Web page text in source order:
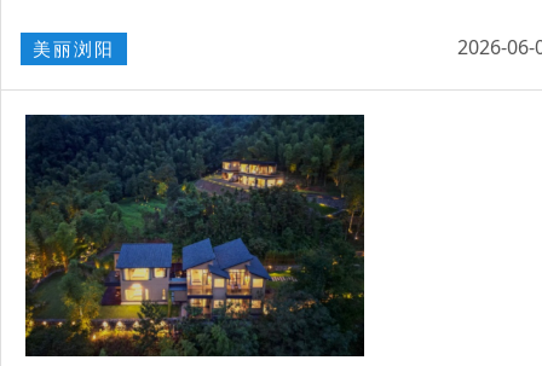
美丽浏阳 2026-06-